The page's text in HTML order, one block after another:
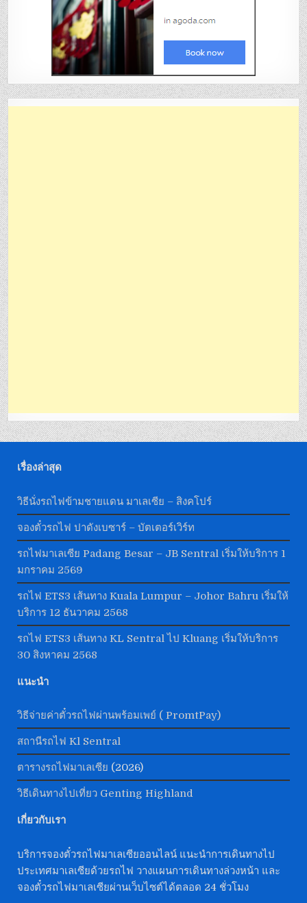
เรื่องล่าสุด
วิธีนั่งรถไฟข้ามชายแดน มาเลเซีย – สิงคโปร์
จองตั๋วรถไฟ ปาดังเบซาร์ – บัตเตอร์เวิร์ท
รถไฟมาเลเซีย Padang Besar – JB Sentral เริ่มให้บริการ 1
มกราคม 2569
รถไฟ ETS3 เส้นทาง Kuala Lumpur – Johor Bahru เริ่มให้
บริการ 12 ธันวาคม 2568
รถไฟ ETS3 เส้นทาง KL Sentral ไป Kluang เริ่มให้บริการ
30 สิงหาคม 2568
แนะนำ
วิธีจ่ายค่าตั๋วรถไฟผ่านพร้อมเพย์ ( PromtPay)
สถานีรถไฟ Kl Sentral
ตารางรถไฟมาเลเซีย (2026)
วิธีเดินทางไปเที่ยว Genting Highland
เกี่ยวกับเรา
บริการจองตั๋วรถไฟมาเลเซียออนไลน์ แนะนำการเดินทางไป
ประเทศมาเลเซียด้วยรถไฟ วางแผนการเดินทางล่วงหน้า และ
จองตั๋วรถไฟมาเลเซียผ่านเว็บไซต์ได้ตลอด 24 ชั่วโมง